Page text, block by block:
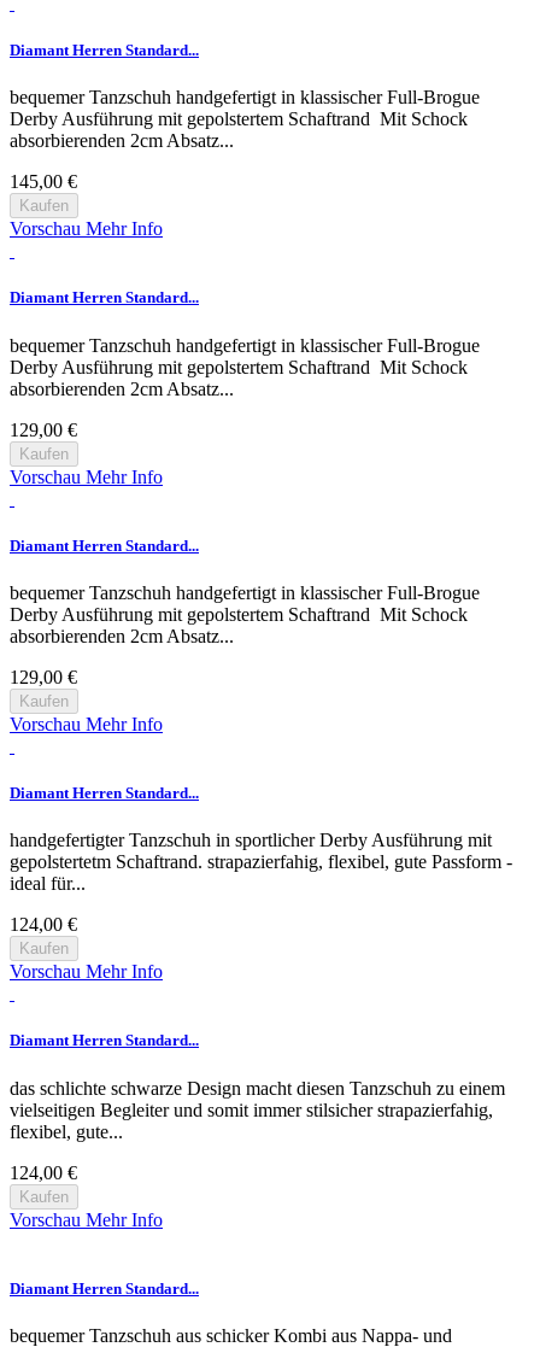
Diamant Herren Standard...
bequemer Tanzschuh handgefertigt in klassischer Full-Brogue
Derby Ausführung mit gepolstertem Schaftrand Mit Schock
absorbierenden 2cm Absatz...
145,00 €
Kaufen
Vorschau Mehr Info
Diamant Herren Standard...
bequemer Tanzschuh handgefertigt in klassischer Full-Brogue
Derby Ausführung mit gepolstertem Schaftrand Mit Schock
absorbierenden 2cm Absatz...
129,00 €
Kaufen
Vorschau Mehr Info
Diamant Herren Standard...
bequemer Tanzschuh handgefertigt in klassischer Full-Brogue
Derby Ausführung mit gepolstertem Schaftrand Mit Schock
absorbierenden 2cm Absatz...
129,00 €
Kaufen
Vorschau Mehr Info
Diamant Herren Standard...
handgefertigter Tanzschuh in sportlicher Derby Ausführung mit
gepolstertetm Schaftrand. strapazierfahig, flexibel, gute Passform -
ideal für...
124,00 €
Kaufen
Vorschau Mehr Info
Diamant Herren Standard...
das schlichte schwarze Design macht diesen Tanzschuh zu einem
vielseitigen Begleiter und somit immer stilsicher strapazierfahig,
flexibel, gute...
124,00 €
Kaufen
Vorschau Mehr Info
Diamant Herren Standard...
bequemer Tanzschuh aus schicker Kombi aus Nappa- und